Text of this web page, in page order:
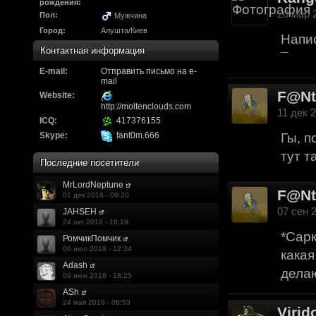
другие
https://discord.gg/
F@Nt0M : А попробуем-ка мы
до анонса...https://
Kadzicy : а ещо можна крч
трехмерны)
локации ну типа
показывать эту
поиграть очень
F@Nt0M
Ок. Если мы
обязательно
рождения:
Пол:
Мужчина
Город:
Алушта/Киев
Контактная информация
E-mail:
Отправить письмо на e-
mail
Website:
http://moltenclouds.com
ICQ:
417376155
Skype:
fant0m.666
Последние посетители
MrLordNeptune
01 дек 2018 - 06:20
JAHSEH
24 окт 2018 - 18:19
РомчикПомчик
06 июл 2018 - 12:34
Adash
09 июн 2018 - 18:25
ASh
24 мая 2018 - 06:53
20 мар
¯
11 дек
Гы,
тут
07 сен